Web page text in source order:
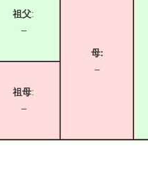
祖父:
–
母:
–
祖母:
–